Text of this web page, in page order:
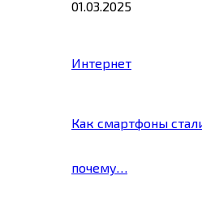
01.03.2025
Интернет
Как смартфоны
почему…